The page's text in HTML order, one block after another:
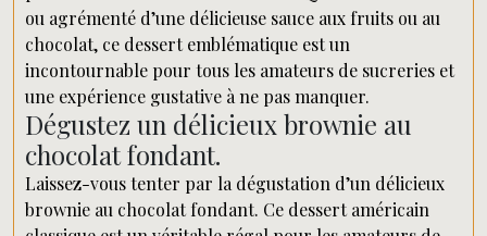
ou agrémenté d’une délicieuse sauce aux fruits ou au
chocolat, ce dessert emblématique est un
incontournable pour tous les amateurs de sucreries et
une expérience gustative à ne pas manquer.
Dégustez un délicieux brownie au
chocolat fondant.
Laissez-vous tenter par la dégustation d’un délicieux
brownie au chocolat fondant. Ce dessert américain